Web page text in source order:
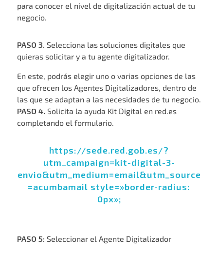
para conocer el nivel de digitalización actual de tu
negocio.
PASO 3. Selecciona las soluciones digitales que
quieras solicitar y a tu agente digitalizador.
En este, podrás elegir uno o varias opciones de las
que ofrecen los Agentes Digitalizadores, dentro de
las que se adaptan a las necesidades de tu negocio.
PASO 4. Solicita la ayuda Kit Digital en red.es
completando el formulario.
https://sede.red.gob.es/?
utm_campaign=kit-digital-3-
envio&utm_medium=email&utm_source
=acumbamail style=»border-radius:
0px»;
PASO 5: Seleccionar el Agente Digitalizador